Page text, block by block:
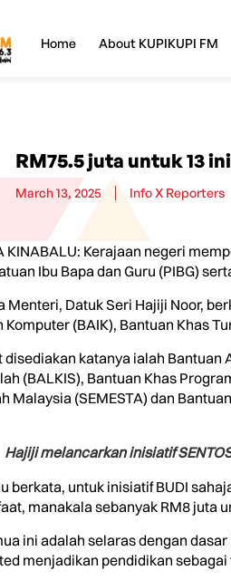
Home About KUPIKUPI FM
RM75.5 juta untuk 13
March 13, 2025 Info X Reporters
KINABALU: Kerajaan negeri
Ibu Bapa dan Guru (PIBG)
Menteri, Datuk Seri Hajiji Noor,
Komputer (BAIK), Bantuan Khas
disediakan katanya ialah Bantuan
(BALKIS), Bantuan Khas
Malaysia (SEMESTA) dan
Hajiji melancarkan inisiatif
berkata, untuk inisiatif BUDI
manakala sebanyak RM8 juta
ini adalah selaras dengan
menjadikan pendidikan